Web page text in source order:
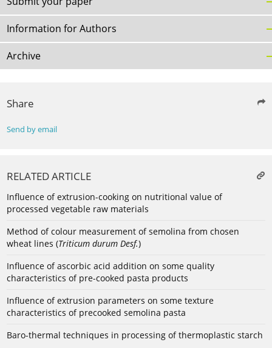
Information for Authors
Archive
Share
Send by email
RELATED ARTICLE
Influence of extrusion-cooking on nutritional value of
processed vegetable raw materials
Method of colour measurement of semolina from chosen
wheat lines (Triticum durum Desf.)
Influence of ascorbic acid addition on some quality
characteristics of pre-cooked pasta products
Influence of extrusion parameters on some texture
characteristics of precooked semolina pasta
Baro-thermal techniques in processing of thermoplastic starch